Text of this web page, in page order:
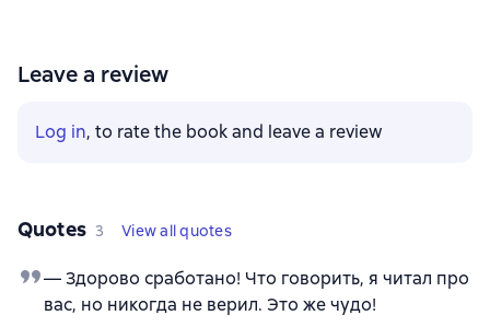
Leave a review
Log in, to rate the book and leave a review
Quotes 3 View all quotes
— Здорово сработано! Что говорить, я читал про
вас, но никогда не верил. Это же чудо!